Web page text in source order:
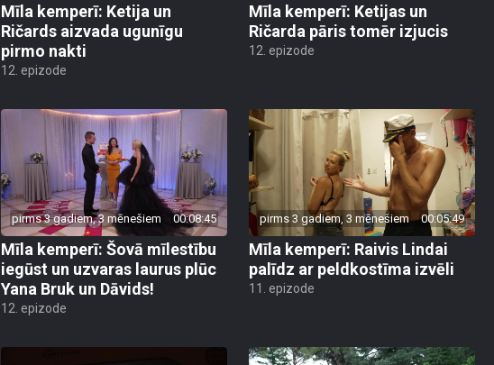
Mīla kemperī: Ketija un
Ričards aizvada ugunīgu
pirmo nakti
12. epizode
Mīla kemperī: Ketijas un
Ričarda pāris tomēr izjucis
12. epizode
pirms 3 gadiem, 3 mēnešiem 00:08:45
Mīla kemperī: Šovā mīlestību
iegūst un uzvaras laurus plūc
Yana Bruk un Dāvids!
12. epizode
pirms 3 gadiem, 3 mēnešiem 00:05:49
Mīla kemperī: Raivis Lindai
palīdz ar peldkostīma izvēli
11. epizode